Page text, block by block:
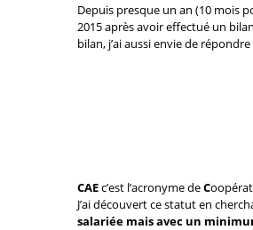
Depuis presque un an (10 mois
2015 après avoir effectué un
bilan, j’ai aussi envie de
CAEc’est l’acronyme deC
J’ai découvert ce statut en
salariée mais avec un